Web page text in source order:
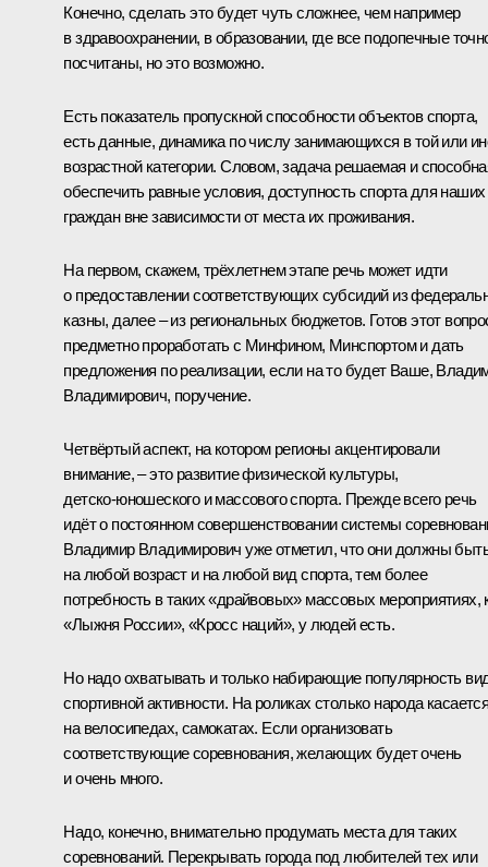
Конечно, сделать это будет чуть сложнее, чем например
в здравоохранении, в образовании, где все подопечные
посчитаны, но это возможно.
Есть показатель пропускной способности объектов спорта,
есть данные, динамика по числу занимающихся в той или
возрастной категории. Словом, задача решаемая и
обеспечить равные условия, доступность спорта для наших
граждан вне зависимости от места их проживания.
На первом, скажем, трёхлетнем этапе речь может идти
о предоставлении соответствующих субсидий из
казны, далее – из региональных бюджетов. Готов этот
предметно проработать с Минфином, Минспортом и дать
предложения по реализации, если на то будет Ваше,
Владимирович, поручение.
Четвёртый аспект, на котором регионы акцентировали
внимание, – это развитие физической культуры,
детско‑юношеского и массового спорта. Прежде всего речь
идёт о постоянном совершенствовании системы
Владимир Владимирович уже отметил, что они должны
на любой возраст и на любой вид спорта, тем более
потребность в таких «драйвовых» массовых мероприятиях,
«Лыжня России», «Кросс наций», у людей есть.
Но надо охватывать и только набирающие популярность
спортивной активности. На роликах столько народа
на велосипедах, самокатах. Если организовать
соответствующие соревнования, желающих будет очень
и очень много.
Надо, конечно, внимательно продумать места для таких
соревнований. Перекрывать города под любителей тех или